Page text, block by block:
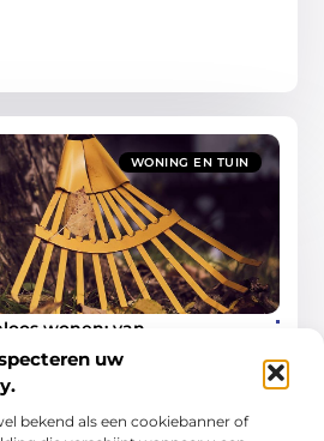
uw
bekend als een cookiebanner of
WONING EN TUIN
wonen: van
voelt rustiger aan en kost minder
gids leer je hoe je met simpele